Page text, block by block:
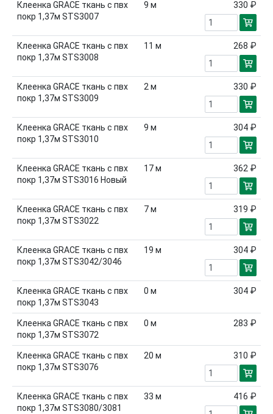
Клеенка GRACE ткань с пвх
покр 1,37м STS3007
9 м 330 ₽
Клеенка GRACE ткань с пвх
покр 1,37м STS3008
11 м 268 ₽
Клеенка GRACE ткань с пвх
покр 1,37м STS3009
2м 330 ₽
Клеенка GRACE ткань с пвх
покр 1,37м STS3010
9 м 304 ₽
Клеенка GRACE ткань с пвх
покр 1,37м STS3016 Новый
17м 362 ₽
Клеенка GRACE ткань с пвх
покр 1,37м STS3022
7м 319 ₽
Клеенка GRACE ткань с пвх
покр 1,37м STS3042/3046
19 м 304 ₽
Клеенка GRACE ткань с пвх
покр 1,37м STS3043
0 м 304 ₽
Клеенка GRACE ткань с пвх
покр 1,37м STS3072
0 м 283 ₽
Клеенка GRACE ткань с пвх
покр 1,37м STS3076
20 м 310 ₽
Клеенка GRACE ткань с пвх
покр 1,37м STS3080/3081
33 м 416 ₽